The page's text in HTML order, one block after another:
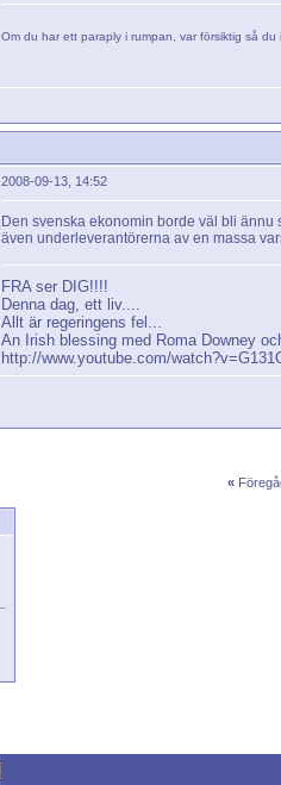
Om du har ett paraply i rumpan, var försiktig så
2008-09-13, 14:52
Den svenska ekonomin borde väl bli
även underleverantörerna av en massa
FRA ser DIG!!!!
Denna dag, ett liv....
Allt är regeringens fel...
An Irish blessing med Roma Downey
http://www.youtube.com/
«